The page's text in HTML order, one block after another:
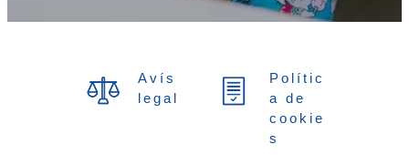
Avís
legal
Polític
a de
cookie
s